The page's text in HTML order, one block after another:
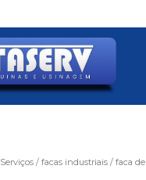
Serviços facas industriais faca